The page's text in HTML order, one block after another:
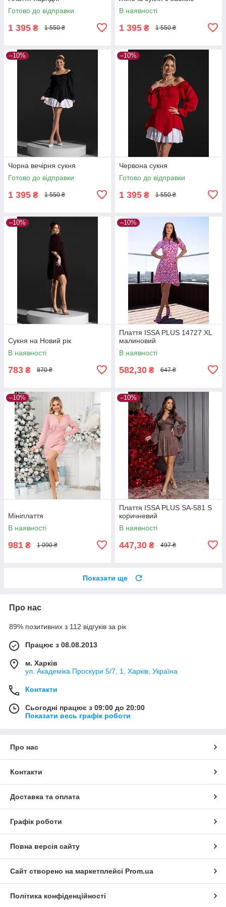
Готово до відправки
1 395 ₴ 1 550 ₴
В наявності
1 395 ₴ 1 550 ₴
–10%
Чорна вечірня сукня
Готово до відправки
1 395 ₴ 1 550 ₴
–10%
Червона сукня
Готово до відправки
1 395 ₴ 1 550 ₴
–10%
Сукня на Новий рік
В наявності
783 ₴ 870 ₴
–10%
Плаття ISSA PLUS 14727 XL
малиновий
В наявності
582,30 ₴ 647 ₴
–10%
Мініплаття
В наявності
981 ₴ 1 090 ₴
–10%
Плаття ISSA PLUS SA-581 S
коричневий
В наявності
447,30 ₴ 497 ₴
Показати ще
Про нас
89% позитивних з 112 відгуків за рік
Працює з 08.08.2013
м. Харків
ул. Академіка Проскури 5/7, 1, Харків, Україна
Контакти
Сьогодні працює з 09:00 до 20:00
Показати весь графік роботи
Про нас
Контакти
Доставка та оплата
Графік роботи
Повна версія сайту
Сайт створено на маркетплейсі Prom.ua
Політика конфіденційності